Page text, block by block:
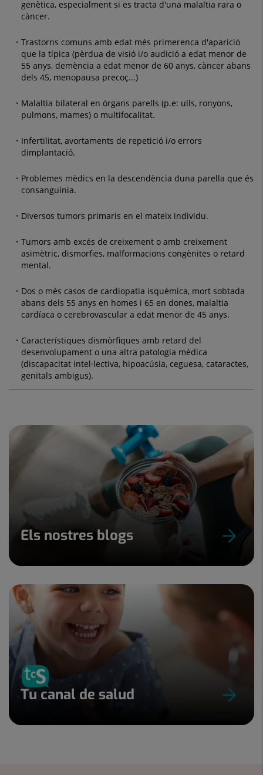
genètica, especialment si es tracta d'una malaltia rara o
càncer.
Trastorns comuns amb edat més primerenca d'aparició
que la típica (pèrdua de visió i/o audició a edat menor de
55 anys, demència a edat menor de 60 anys, càncer abans
dels 45, menopausa precoç...)
Malaltia bilateral en òrgans parells (p.e: ulls, ronyons,
pulmons, mames) o multifocalitat.
Infertilitat, avortaments de repetició i/o errors
dimplantació.
Problemes mèdics en la descendència duna parella que és
consanguínia.
Diversos tumors primaris en el mateix individu.
Tumors amb excés de creixement o amb creixement
asimètric, dismorfies, malformacions congènites o retard
mental.
Dos o més casos de cardiopatia isquèmica, mort sobtada
abans dels 55 anys en homes i 65 en dones, malaltia
cardíaca o cerebrovascular a edat menor de 45 anys.
Característiques dismòrfiques amb retard del
desenvolupament o una altra patologia mèdica
(discapacitat intel·lectiva, hipoacúsia, ceguesa, cataractes,
genitals ambigus).
Els nostres blogs
Tu canal de salud